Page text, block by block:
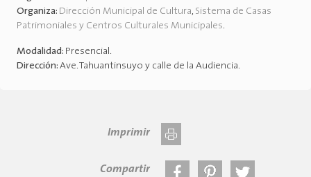
Organiza: Dirección Municipal de Cultura, Sistema de Casas
Patrimoniales y Centros Culturales Municipales.
Modalidad: Presencial.
Dirección: Ave. Tahuantinsuyo y calle de la Audiencia.
Imprimir
Compartir